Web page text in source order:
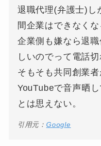
退職代理(弁護士)し
間企業はできなくな
企業側も嫌なら退
しいのでって電話
そもそも共同創業
YouTubeで音声晒
とは思えない。
引用元：Google